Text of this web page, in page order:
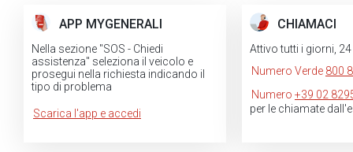
APP MYGENERALI
Nella sezione "SOS - Chiedi
assistenza" seleziona il veicolo e
prosegui nella richiesta indicando il
tipo di problema
Scarica l'app e accedi
CHIAMACI
Attivo tutti i giorni,
Numero Verde 800
Numero +39 02
per le chiamate